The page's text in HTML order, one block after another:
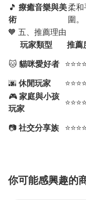
🎵 療癒音樂與美
術
柔和
圍。
🧡 五、推薦理由
玩家類型
推薦
🐱 貓咪愛好者
🌆 休閒玩家 ⭐⭐⭐⭐
🎮 家庭與小孩
玩家
📷 社交分享族 ⭐⭐⭐⭐
你可能感興趣的